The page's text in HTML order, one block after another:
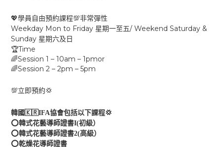
💖學員自由預約課程💯非常彈性
Weekday Mon to Friday 星期一至五/ Weekend Saturday &
Sunday 星期六及日
🏆Time
🌈Session 1 – 10am – 1pmor
🌈Session 2 – 2pm – 5pm
💯立即預約💢
韓國🇰🇷IFA協會包括以下課程💢
⭕️韓式花藝導師證書I(初級）
⭕️韓式花藝導師證書2(高級）
⭕️乾燥花導師證書